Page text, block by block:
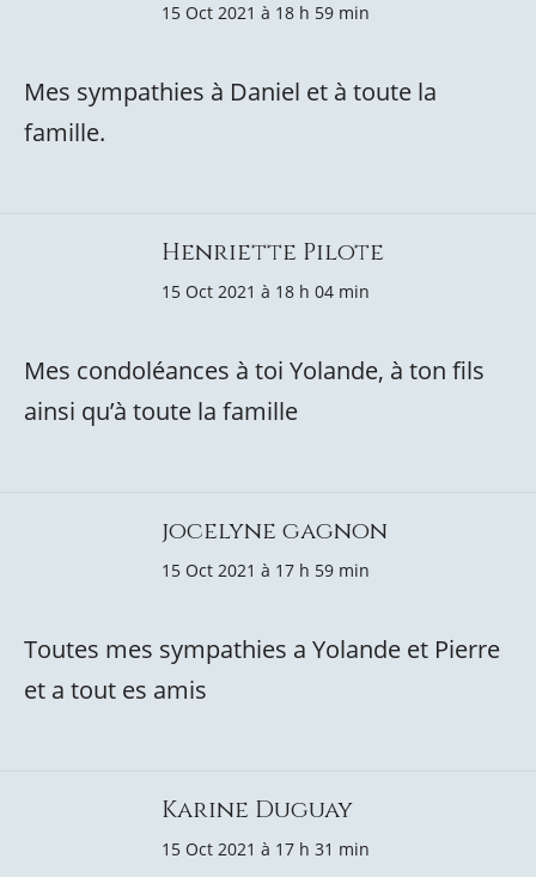
15 Oct 2021 à 18 h 59 min
Mes sympathies à Daniel et à toute la
famille.
Henriette Pilote
15 Oct 2021 à 18 h 04 min
Mes condoléances à toi Yolande, à ton fils
ainsi qu’à toute la famille
jocelyne gagnon
15 Oct 2021 à 17 h 59 min
Toutes mes sympathies a Yolande et Pierre
et a tout es amis
Karine Duguay
15 Oct 2021 à 17 h 31 min